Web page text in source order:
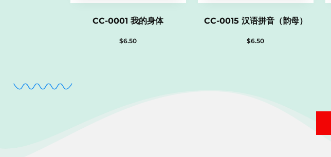
CC-0001 我的身体
$6.50
CC-0015 汉语拼音（韵母）
$6.50